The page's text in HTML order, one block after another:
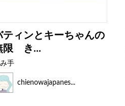
ティンとキーちゃんの
限 き...
手
chienowajapanes...